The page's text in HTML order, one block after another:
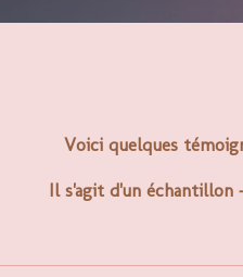
Voici quelques
Il s'agit d'un échantillon